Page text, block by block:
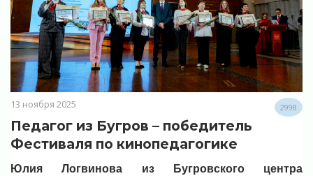
13 ноября 2025 2998
Педагог из Бугров – победитель
Фестиваля по кинопедагогике
Юлия Логвинова из Бугровского центра